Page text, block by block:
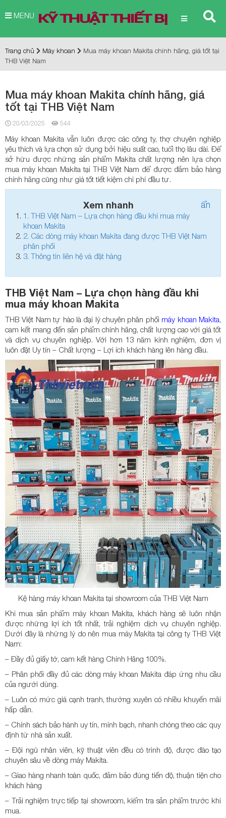
MENU
Trang chủ Máy khoan
Mua máy khoan Makita chính hãng, giá tốt tại
THB Việt Nam
Mua máy khoan Makita chính hãng, giá
tốt tại THB Việt Nam
20/03/2025 544
Máy khoan Makita vẫn luôn được các công ty, thợ chuyên nghiệp
yêu thích và lựa chọn sử dụng bởi hiệu suất cao, tuổi thọ lâu dài. Để
sở hữu được những sản phẩm Makita chất lượng nên lựa chọn
mua máy khoan Makita tại THB Việt Nam để được đảm bảo hàng
chính hãng cũng như giá tốt tiết kiệm chi phí đầu tư.
Xem nhanh ẩn
1. THB Việt Nam – Lựa chọn hàng đầu khi mua máy
khoan Makita
2. Các dòng máy khoan Makita đang được THB Việt Nam
phân phối
3. Thông tin liên hệ và đặt hàng
THB Việt Nam – Lựa chọn hàng đầu khi
mua máy khoan Makita
THB Việt Nam tự hào là đại lý chuyên phân phối máy khoan Makita,
cam kết mang đến sản phẩm chính hãng, chất lượng cao với giá tốt
và dịch vụ chuyên nghiệp. Với hơn 13 năm kinh nghiệm, đơn vị
luôn đặt Uy tín – Chất lượng – Lợi ích khách hàng lên hàng đầu.
Kệ hàng máy khoan Makita tại showroom của THB Việt Nam
Khi mua sản phẩm máy khoan Makita, khách hàng sẽ luôn nhận
được những lợi ích tốt nhất, trải nghiệm dịch vụ chuyên nghiệp.
Dưới đây là những lý do nên mua máy Makita tại công ty THB Việt
Nam:
– Đầy đủ giấy tờ, cam kết hàng Chính Hãng 100%.
– Phân phối đầy đủ các dòng máy khoan Makita đáp ứng nhu cầu
của người dùng.
– Luôn có mức giá cạnh tranh, thường xuyên có nhiều khuyến mãi
hấp dẫn.
– Chính sách bảo hành uy tín, minh bạch, nhanh chóng theo các quy
định từ nhà sản xuất.
– Đội ngũ nhân viên, kỹ thuật viên đều có trình độ, được đào tạo
chuyên sâu về dòng máy Makita.
– Giao hàng nhanh toàn quốc, đảm bảo đúng tiến độ, thuận tiện cho
khách hàng
– Trải nghiệm trực tiếp tại showroom, kiểm tra sản phẩm trước khi
mua.